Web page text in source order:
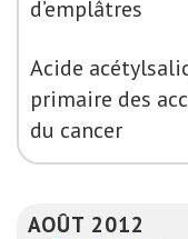
d’emplâtres
Acide
primaire des
du cancer
AOÛT 2012